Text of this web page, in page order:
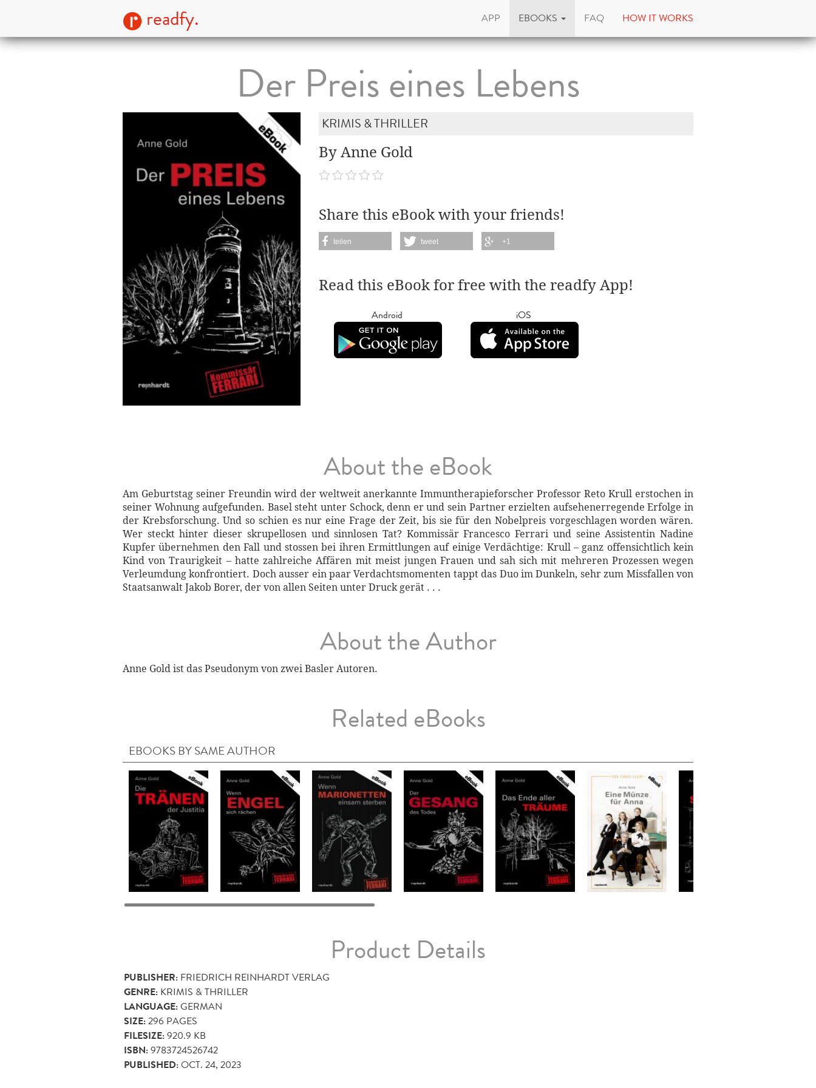
readfy. APP EBOOKS FAQ HOW IT WORKS
Der Preis eines Lebens
KRIMIS & THRILLER
By Anne Gold
Share this eBook with your friends!
teilen tweet +1
Read this eBook for free with the readfy App!
Android iOS
About the eBook
Am Geburtstag seiner Freundin wird der weltweit anerkannte Immuntherapieforscher Professor Reto Krull erstochen in
seiner Wohnung aufgefunden. Basel steht unter Schock, denn er und sein Partner erzielten aufsehenerregende Erfolge in
der Krebsforschung. Und so schien es nur eine Frage der Zeit, bis sie für den Nobelpreis vorgeschlagen worden wären.
Wer steckt hinter dieser skrupellosen und sinnlosen Tat? Kommissär Francesco Ferrari und seine Assistentin Nadine
Kupfer übernehmen den Fall und stossen bei ihren Ermittlungen auf einige Verdächtige: Krull – ganz offensichtlich kein
Kind von Traurigkeit – hatte zahlreiche Affären mit meist jungen Frauen und sah sich mit mehreren Prozessen wegen
Verleumdung konfrontiert. Doch ausser ein paar Verdachtsmomenten tappt das Duo im Dunkeln, sehr zum Missfallen von
Staatsanwalt Jakob Borer, der von allen Seiten unter Druck gerät . . .
About the Author
Anne Gold ist das Pseudonym von zwei Basler Autoren.
Related eBooks
EBOOKS BY SAME AUTHOR
Product Details
PUBLISHER: FRIEDRICH REINHARDT VERLAG
GENRE: KRIMIS & THRILLER
LANGUAGE:GERMAN
SIZE:296 PAGES
FILESIZE:920.9 KB
ISBN:9783724526742
PUBLISHED:OCT. 24, 2023